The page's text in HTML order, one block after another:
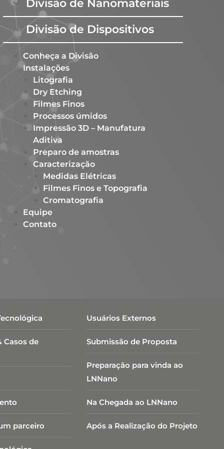
Divisão de Nanomateriais
Divisão de Dispositivos
Conheça a Divisão
Instalações
Litografia
Dry Etching
Filmes Finos
Processos úmidos
Impressão 3D – Manufatura
Aditiva
Preparo de amostras
Caracterização
Medidas Elétricas
Filmes Finos e Topografia
Cromatografia
Equipe
Contato
Casos de
parceiro
Usuários Externos
Submissão de Proposta
Preparação para vinda ao
LNNano
Na Chegada ao LNNano
Após a Realização do Projeto